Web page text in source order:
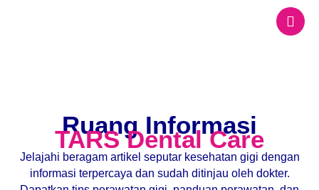
Ruang Informasi
TARS Dental Care
Jelajahi beragam artikel seputar kesehatan gigi dengan
informasi terpercaya dan sudah ditinjau oleh dokter.